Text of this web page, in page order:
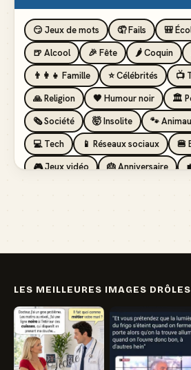
😏 Jeux de mots 🤦 Fails 🎒
🍺 Alcool
🎉 Fête 🌶️ Coquin
👨‍👩‍👧 Famille
⭐ Célébrités 📺
🙏 Religion
🖤 Humour noir
🏛️
🗞️ Société
🤯 Insolite 🐾
💻 Tech
📱 Réseaux sociaux
🍔
🎮 Jeux vidéo
🎂 Anniversaire
LES MEILLEURES IMAGES